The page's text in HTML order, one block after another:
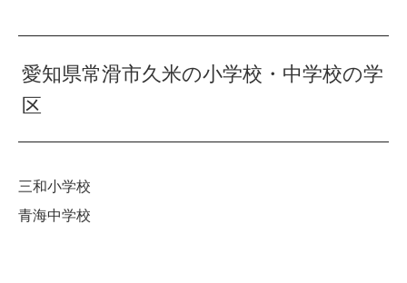
愛知県常滑市久米の小学校・中学校の学
区
三和小学校
青海中学校